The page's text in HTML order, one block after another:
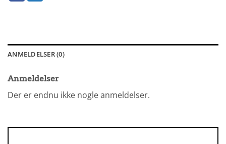
ANMELDELSER (0)
Anmeldelser
Der er endnu ikke nogle anmeldelser.